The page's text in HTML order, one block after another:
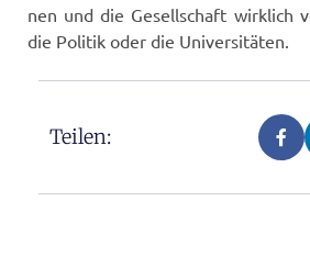
nen und die Gesell­schaft wirk­lich
die Poli­tik oder die Universitäten.
Teilen: